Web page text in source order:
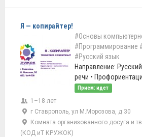
Я — копирайтер!
#Основы
#Программирование
#Русский язык
Направление:
речи •
Прием: идет
1–18 лет
г Ставрополь, ул М.Морозова, д 30
Комната организованного досуга и
(КОД иТ КРУЖОК)